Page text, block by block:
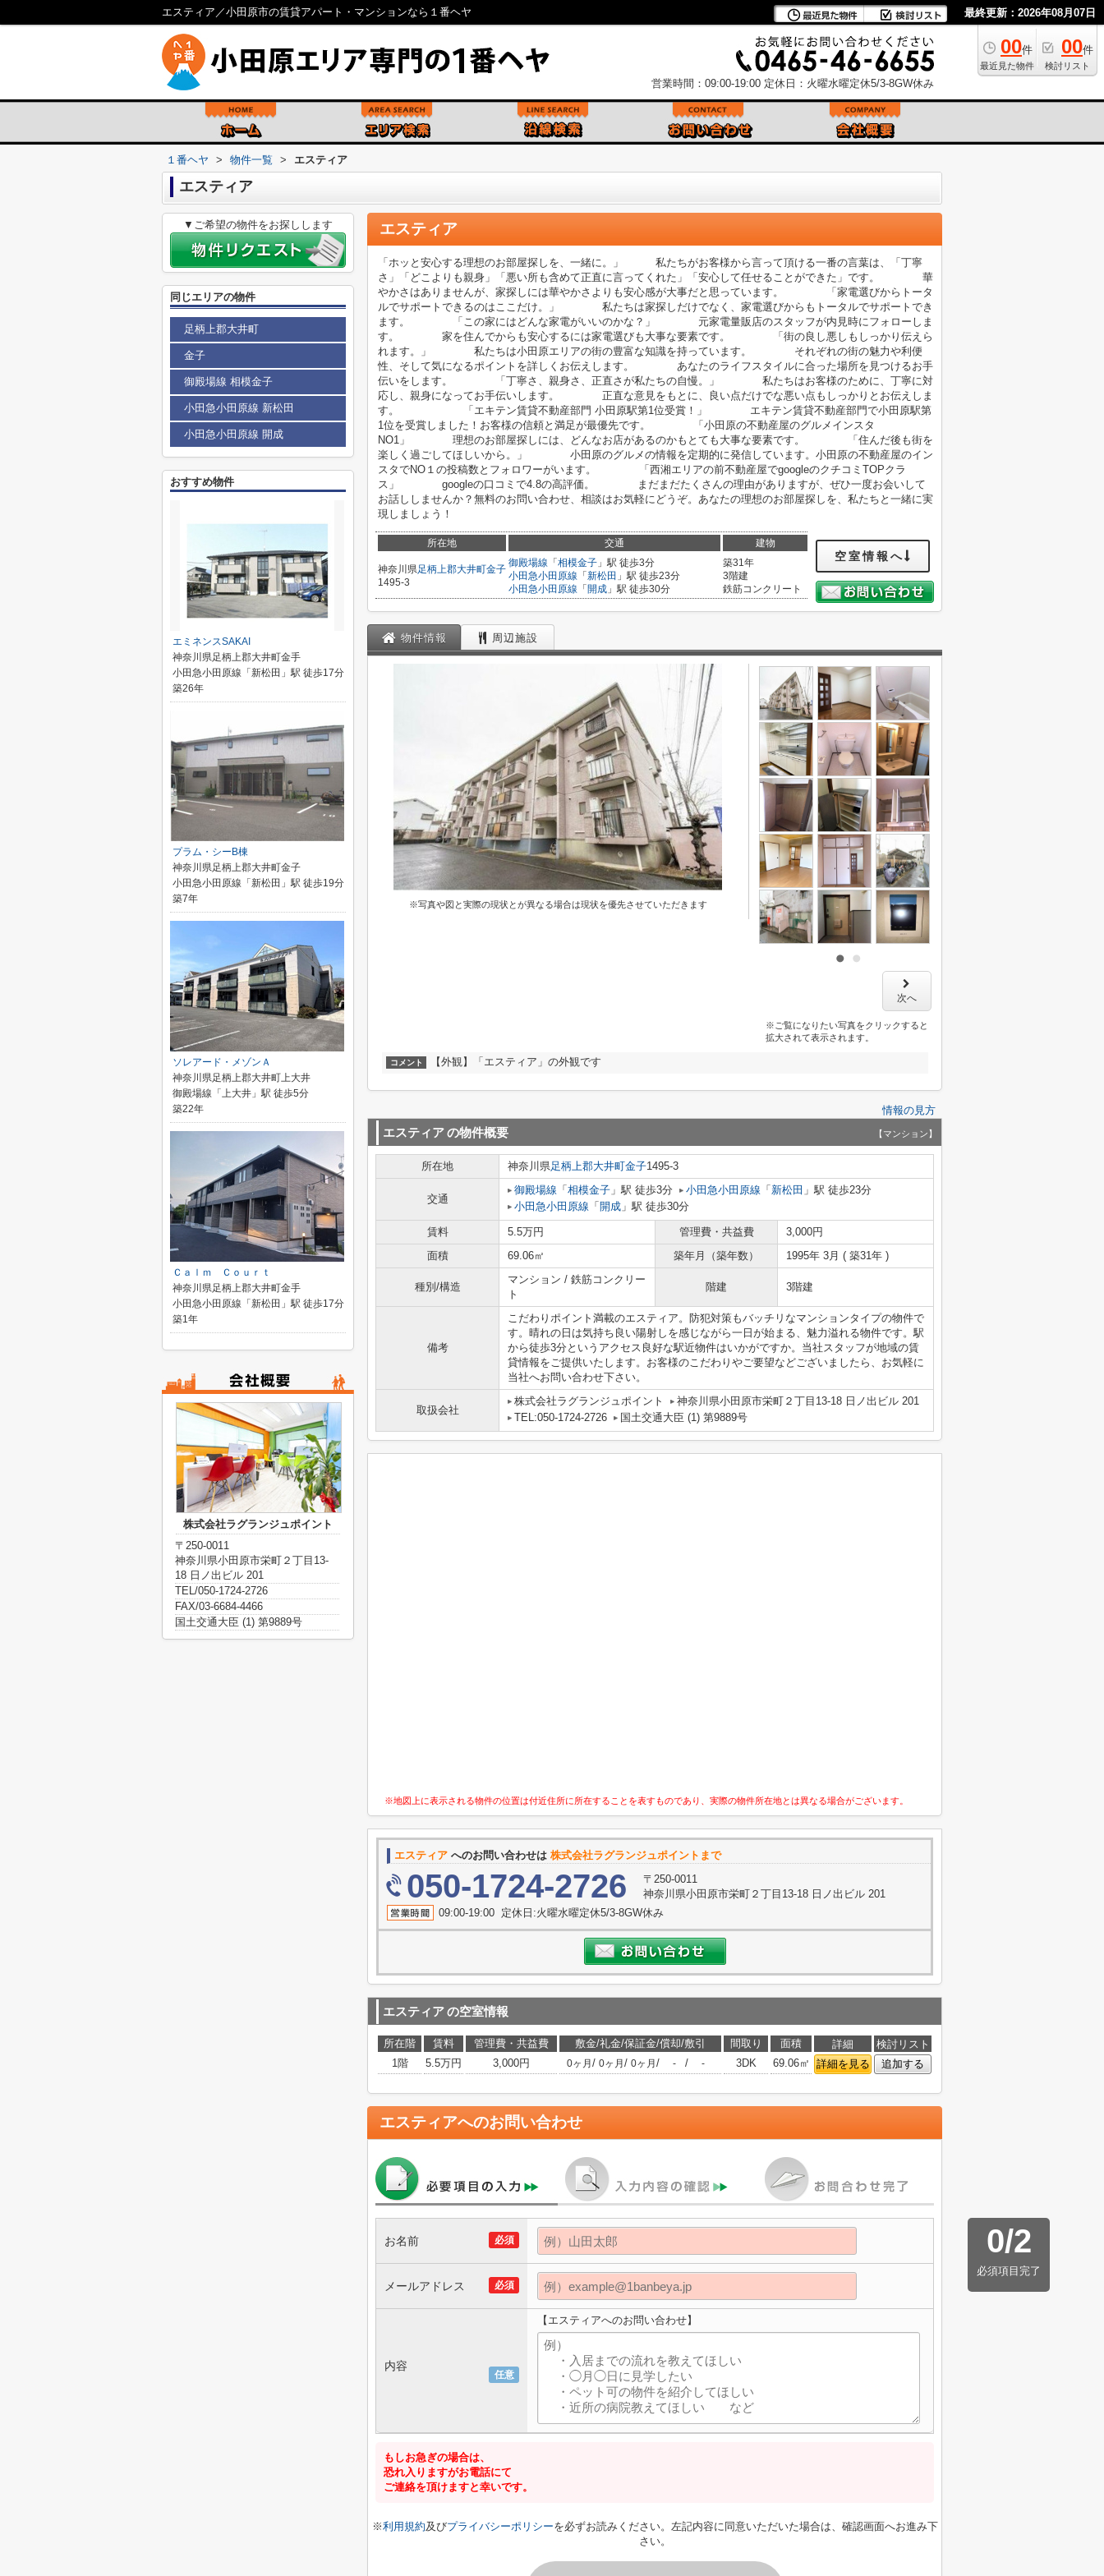
エスティア／小田原市の賃貸アパート・マンションなら１番ヘヤ 最終更新：2026年08月07日
00件
最近見た物件
00件
検討リスト
営業時間：09:00-19:00 定休日：火曜水曜定休5/3-8GW休み
１番ヘヤ > 物件一覧 > エスティア
エスティア
エスティア
「ホッと安心する理想のお部屋探しを、一緒に。」 私たちがお客様から言って頂ける一番の言葉は、「丁寧
さ」「どこよりも親身」「悪い所も含めて正直に言ってくれた」「安心して任せることができた」です。 華
やかさはありませんが、家探しには華やかさよりも安心感が大事だと思っています。 「家電選びからトータ
ルでサポートできるのはここだけ。」 私たちは家探しだけでなく、家電選びからもトータルでサポートでき
ます。 「この家にはどんな家電がいいのかな？」 元家電量販店のスタッフが内見時にフォローしま
す。 家を住んでからも安心するには家電選びも大事な要素です。 「街の良し悪しもしっかり伝えら
れます。」 私たちは小田原エリアの街の豊富な知識を持っています。 それぞれの街の魅力や利便
性、そして気になるポイントを詳しくお伝えします。 あなたのライフスタイルに合った場所を見つけるお手
伝いをします。 「丁寧さ、親身さ、正直さが私たちの自慢。」 私たちはお客様のために、丁寧に対
応し、親身になってお手伝いします。 正直な意見をもとに、良い点だけでな悪い点もしっかりとお伝えしま
す。 「エキテン賃貸不動産部門 小田原駅第1位受賞！」 エキテン賃貸不動産部門で小田原駅第
1位を受賞しました！お客様の信頼と満足が最優先です。 「小田原の不動産屋のグルメインスタ
NO1」 理想のお部屋探しには、どんなお店があるのかもとても大事な要素です。 「住んだ後も街を
楽しく過ごしてほしいから。」 小田原のグルメの情報を定期的に発信しています。小田原の不動産屋のイン
スタでNO１の投稿数とフォロワーがいます。 「西湘エリアの前不動産屋でgoogleのクチコミTOPクラ
ス」 googleの口コミで4.8の高評価。 まだまだたくさんの理由がありますが、ぜひ一度お会いして
お話ししませんか？無料のお問い合わせ、相談はお気軽にどうぞ。あなたの理想のお部屋探しを、私たちと一緒に実
現しましょう！
所在地 交通 建物
神奈川県足柄上郡大井町金子
1495-3
御殿場線 「 相模金子 」駅 徒歩3分
小田急小田原線 「 新松田 」駅 徒歩23分
小田急小田原線 「 開成 」駅 徒歩30分
築31年
3階建
鉄筋コンクリート
空室情報へ
物件情報 周辺施設
※写真や図と実際の現状とが異なる場合は現状を優先させていただきます
次へ
※ご覧になりたい写真をクリックすると
拡大されて表示されます。
コメント 【外観】「エスティア」の外観です
情報の見方
エスティアの物件概要 【マンション】
所在地 神奈川県足柄上郡大井町金子1495-3
交通
御殿場線 「 相模金子 」駅 徒歩3分 小田急小田原線 「 新松田 」駅 徒歩23分
小田急小田原線 「 開成 」駅 徒歩30分
賃料 5.5万円 管理費・共益費
3,000円
面積
69.06㎡ 築年月（築年数） 1995年 3月 ( 築31年 )
種別/構造
マンション / 鉄筋コンクリー
ト
階建 3階建
備考
こだわりポイント満載のエスティア。防犯対策もバッチリなマンションタイプの物件で
す。晴れの日は気持ち良い陽射しを感じながら一日が始まる、魅力溢れる物件です。駅
から徒歩3分というアクセス良好な駅近物件はいかがですか。当社スタッフが地域の賃
貸情報をご提供いたします。お客様のこだわりやご要望などございましたら、お気軽に
当社へお問い合わせ下さい。
取扱会社
株式会社ラグランジュポイント
神奈川県小田原市栄町２丁目13-18 日ノ出ビル 201
TEL:050-1724-2726
国土交通大臣 (1) 第9889号
※地図上に表示される物件の位置は付近住所に所在することを表すものであり、実際の物件所在地とは異なる場合がございます。
エスティア へのお問い合わせは 株式会社ラグランジュポイントまで
050-1724-2726
〒250-0011
神奈川県小田原市栄町２丁目13-18 日ノ出ビル 201
09:00-19:00 定休日:火曜水曜定休5/3-8GW休み
エスティアの空室情報
所在階 賃料 管理費・共益費 敷金/礼金/保証金/償却/敷引 間取り 面積 詳細
検討リスト
1階
5.5万円 3,000円 0ヶ月 / 0ヶ月 / 0ヶ月 / - / - 3DK 69.06㎡ 詳細を見る 追加する
エスティアへのお問い合わせ
0/2
必須項目完了
必須
お名前
必須
メールアドレス
任意
内容
【エスティアへのお問い合わせ】
もしお急ぎの場合は、
恐れ入りますがお電話にて
ご連絡を頂けますと幸いです。
※利用規約及びプライバシーポリシーを必ずお読みください。左記内容に同意いただいた場合は、確認画面へお進み下
さい。
▼ご希望の物件をお探しします
同じエリアの物件
足柄上郡大井町
金子
御殿場線 相模金子
小田急小田原線 新松田
小田急小田原線 開成
おすすめ物件
エミネンスSAKAI
神奈川県足柄上郡大井町金手
小田急小田原線「新松田」駅 徒歩17分
築26年
プラム・シーB棟
神奈川県足柄上郡大井町金子
小田急小田原線「新松田」駅 徒歩19分
築7年
ソレアード・メゾンＡ
神奈川県足柄上郡大井町上大井
御殿場線「上大井」駅 徒歩5分
築22年
Ｃａｌｍ Ｃｏｕｒｔ
神奈川県足柄上郡大井町金手
小田急小田原線「新松田」駅 徒歩17分
築1年
株式会社ラグランジュポイント
〒250-0011
神奈川県小田原市栄町２丁目13-
18 日ノ出ビル 201
TEL/050-1724-2726
FAX/03-6684-4466
国土交通大臣 (1) 第9889号